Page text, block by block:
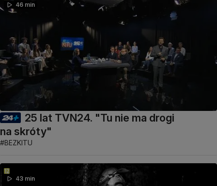
46 min
25 lat TVN24. "Tu nie ma drogi
na skróty"
#BEZKITU
43 min